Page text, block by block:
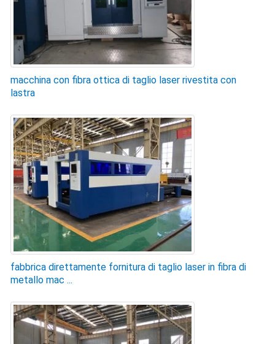
macchina con fibra ottica di taglio laser rivestita con
lastra
fabbrica direttamente fornitura di taglio laser in fibra di
metallo mac ...